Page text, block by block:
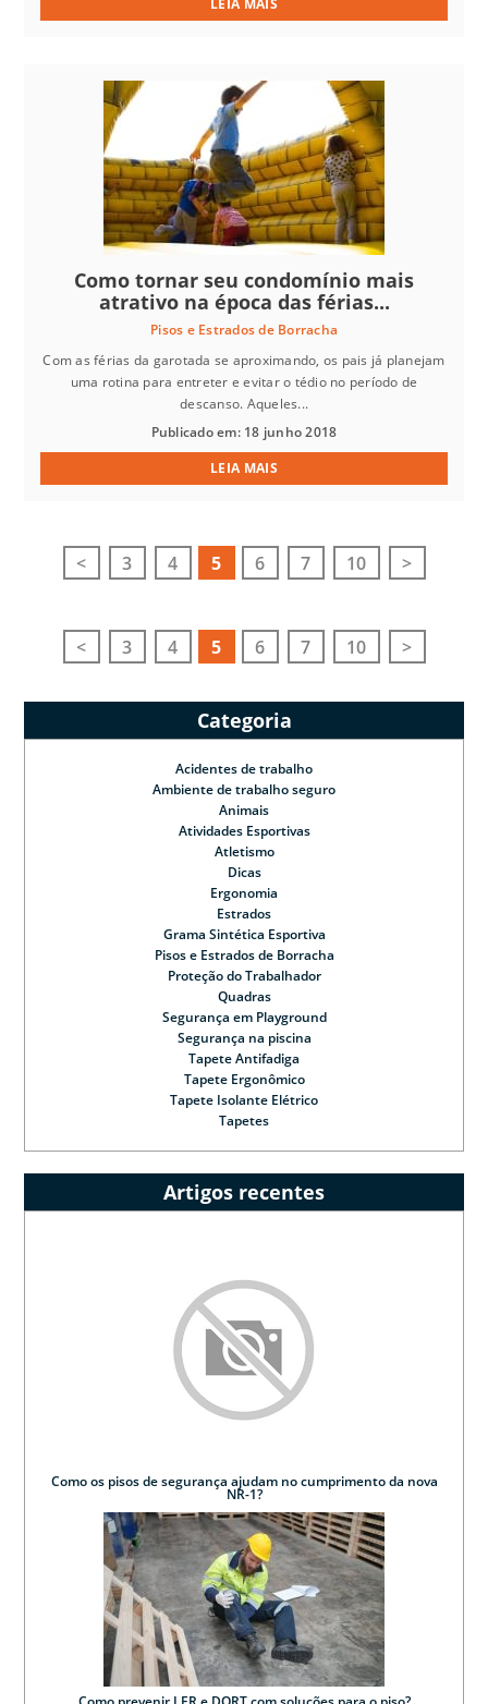
LEIA MAIS
Como tornar seu condomínio mais
atrativo na época das férias...
Pisos e Estrados de Borracha
Com as férias da garotada se aproximando, os pais já planejam
uma rotina para entreter e evitar o tédio no período de
descanso. Aqueles...
Publicado em: 18 junho 2018
LEIA MAIS
< 3 4 5 6 7 10 >
< 3 4 5 6 7 10 >
Categoria
Acidentes de trabalho
Ambiente de trabalho seguro
Animais
Atividades Esportivas
Atletismo
Dicas
Ergonomia
Estrados
Grama Sintética Esportiva
Pisos e Estrados de Borracha
Proteção do Trabalhador
Quadras
Segurança em Playground
Segurança na piscina
Tapete Antifadiga
Tapete Ergonômico
Tapete Isolante Elétrico
Tapetes
Artigos recentes
Como os pisos de segurança ajudam no cumprimento da nova
NR-1?